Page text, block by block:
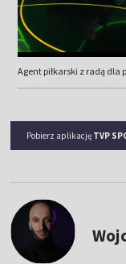
Agent piłkarski z radą dla
Pobierz aplikację TVP